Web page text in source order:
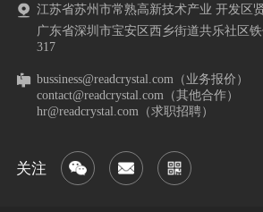
江苏省苏州市常熟高新技术产业 开发区
广东省深圳市宝安区西乡街道共乐社区
317
bussiness@readcrystal.com（业务报价）
contact@readcrystal.com（其他合作）
hr@readcrystal.com（求职招聘）
关注